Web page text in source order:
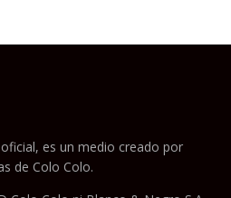
es un medio creado por
de Colo Colo.